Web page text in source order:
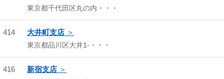
東京都千代田区丸の内・・・
414 大井町支店
東京都品川区大井1-・・・
416 新宿支店